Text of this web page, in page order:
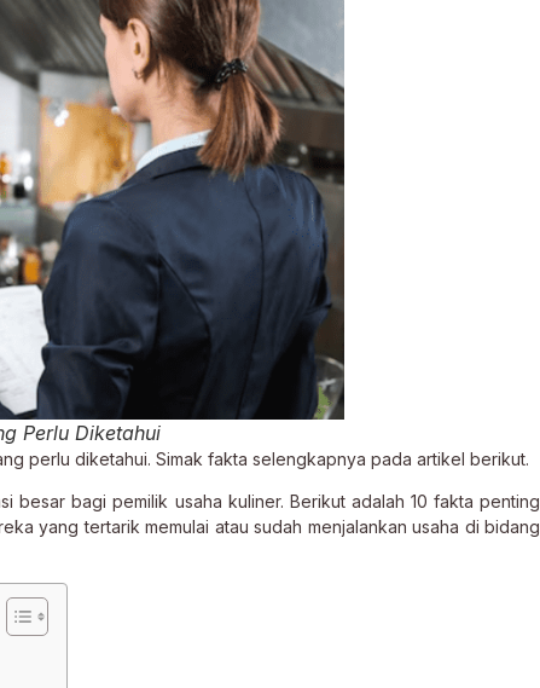
Perlu Diketahui
perlu diketahui. Simak fakta selengkapnya pada artikel berikut.
besar bagi pemilik usaha kuliner. Berikut adalah 10 fakta penting
yang tertarik memulai atau sudah menjalankan usaha di bidang